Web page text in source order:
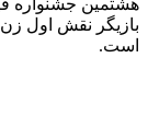
هشتمین جشنواره
بازیگر نقش اول
است.